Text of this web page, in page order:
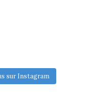
sur Instagram